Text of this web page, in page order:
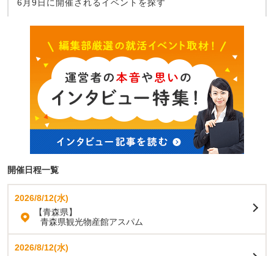
6月9日に開催されるイベントを探す
開催日程一覧
2026/8/12(水)
【青森県】
青森県観光物産館アスパム
2026/8/12(水)